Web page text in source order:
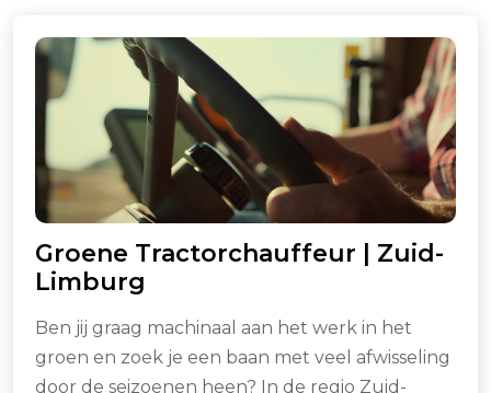
Groene Tractorchauffeur | Zuid-
Limburg
Ben jij graag machinaal aan het werk in het
groen en zoek je een baan met veel afwisseling
door de seizoenen heen? In de regio Zuid-